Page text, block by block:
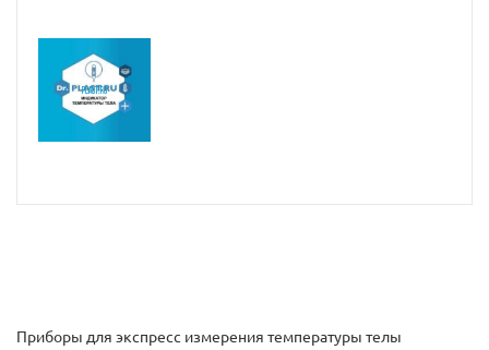
Приборы для экспресс измерения температуры телы